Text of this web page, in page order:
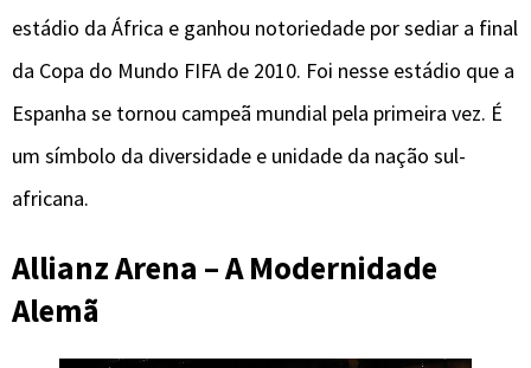
estádio da África e ganhou notoriedade por sediar a final
da Copa do Mundo FIFA de 2010. Foi nesse estádio que a
Espanha se tornou campeã mundial pela primeira vez. É
um símbolo da diversidade e unidade da nação sul-
africana.
Allianz Arena – A Modernidade
Alemã